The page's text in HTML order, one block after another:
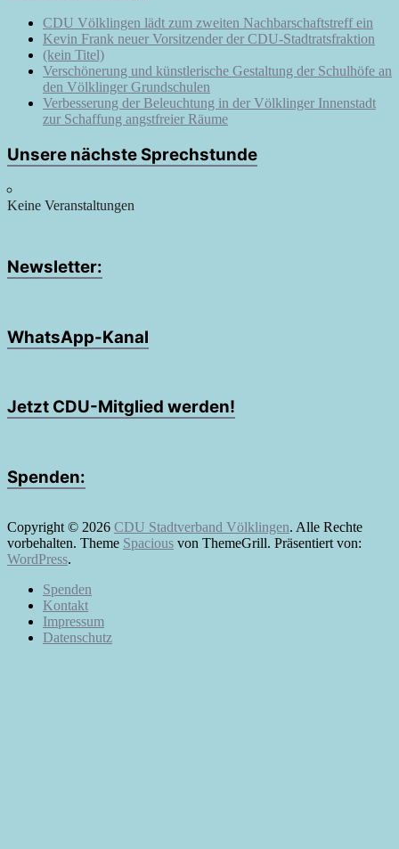
CDU Völklingen lädt zum zweiten Nachbarschaftstreff ein
Kevin Frank neuer Vorsitzender der CDU-Stadtratsfraktion
(kein Titel)
Verschönerung und künstlerische Gestaltung der Schulhöfe an
den Völklinger Grundschulen
Verbesserung der Beleuchtung in der Völklinger Innenstadt
zur Schaffung angstfreier Räume
Unsere nächste Sprechstunde
Keine Veranstaltungen
Newsletter:
WhatsApp-Kanal
Jetzt CDU-Mitglied werden!
Spenden:
Copyright © 2026 CDU Stadtverband Völklingen. Alle Rechte
vorbehalten. Theme Spacious von ThemeGrill. Präsentiert von:
WordPress.
Spenden
Kontakt
Impressum
Datenschutz